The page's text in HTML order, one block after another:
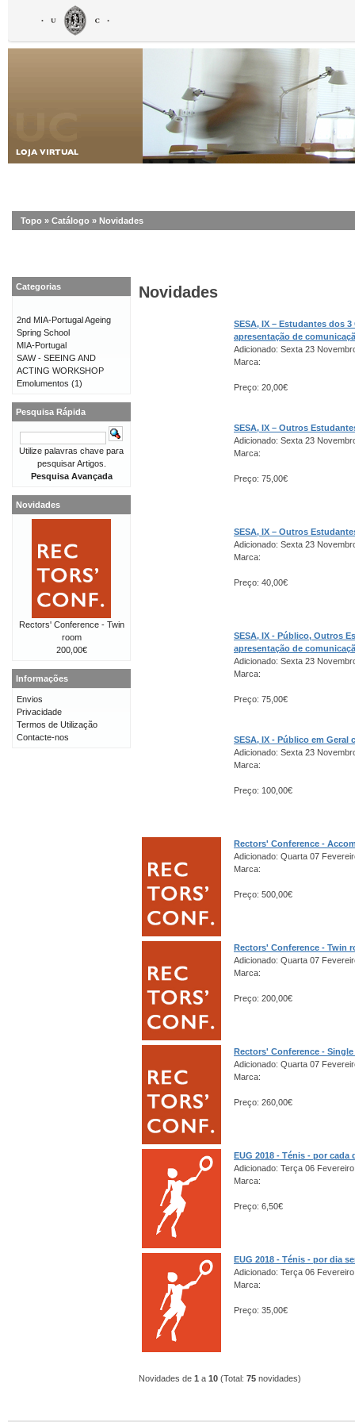
Topo » Catálogo » Novidades
Novidades
SESA, IX – Estudantes dos
apresentação de
Adicionado: Sexta 23
Marca:
Preço: 20,00€
SESA, IX – Outros
Adicionado: Sexta 23
Marca:
Preço: 75,00€
SESA, IX – Outros
Adicionado: Sexta 23
Marca:
Preço: 40,00€
SESA, IX - Público, Outros
apresentação de
Adicionado: Sexta 23
Marca:
Preço: 75,00€
SESA, IX - Público em
Adicionado: Sexta 23
Marca:
Preço: 100,00€
Rectors' Conference -
Adicionado: Quarta 07
Marca:
Preço: 500,00€
Rectors' Conference - Twin
Adicionado: Quarta 07
Marca:
Preço: 200,00€
Rectors' Conference -
Adicionado: Quarta 07
Marca:
Preço: 260,00€
EUG 2018 - Ténis - por
Adicionado: Terça 06
Marca:
Preço: 6,50€
EUG 2018 - Ténis - por dia
Adicionado: Terça 06
Marca:
Preço: 35,00€
Novidades de 1 a 10 (Total: 75 novidades)
Categorias
2nd MIA-Portugal Ageing
Spring School
MIA-Portugal
SAW - SEEING AND
ACTING WORKSHOP
Emolumentos (1)
Pesquisa Rápida
Utilize palavras chave para
pesquisar Artigos.
Pesquisa Avançada
Novidades
Rectors' Conference - Twin
room
200,00€
Informações
Envios
Privacidade
Termos de Utilização
Contacte-nos